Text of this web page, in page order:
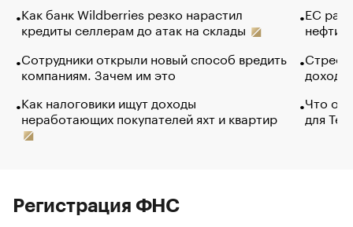
Как банк Wildberries резко нарастил
кредиты селлерам до атак на склады
Сотрудники открыли новый способ вредить
компаниям. Зачем им это
Как налоговики ищут доходы
неработающих покупателей яхт и квартир
ЕС
нефти
Что
для
Регистрация ФНС